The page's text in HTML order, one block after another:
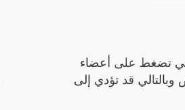
تضغط على أعضاء
قد تؤدي إلى